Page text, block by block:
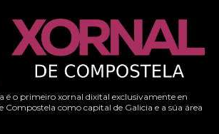
é o primeiro xornal dixital exclusivamente en
Compostela como capital de Galicia e a súa área